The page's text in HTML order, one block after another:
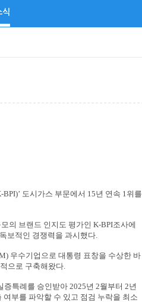
식
BPI)’ 도시가스 부문에서 15년 연속 1위를
의 브랜드 인지도 평가인 K-BPI조사에
보적인 경쟁력을 과시했다.
우수기업으로 대통령 표창을 수상한 바
으로 구축해왔다.
증특례를 승인받아2025년 2월부터 2년
부를 파악할 수 있고 점검 누락을 최소